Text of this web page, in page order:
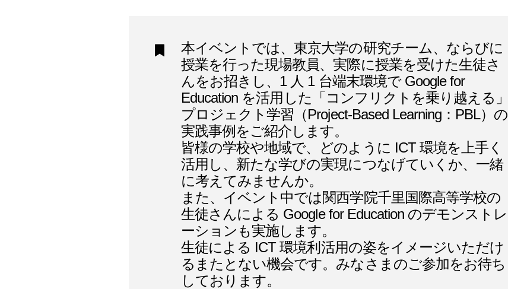
本イベントでは、東京大学の研究チーム、ならびに
授業を行った現場教員、実際に授業を受けた生徒さ
んをお招きし、1 人 1 台端末環境で Google for
Education を活用した「コンフリクトを乗り越える」
プロジェクト学習（Project-Based Learning：PBL）の
実践事例をご紹介します。
皆様の学校や地域で、どのように ICT 環境を上手く
活用し、新たな学びの実現につなげていくか、一緒
に考えてみませんか。
また、イベント中では関西学院千里国際高等学校の
生徒さんによる Google for Education のデモンストレ
ーションも実施します。
生徒による ICT 環境利活用の姿をイメージいただけ
るまたとない機会です。みなさまのご参加をお待ち
しております。